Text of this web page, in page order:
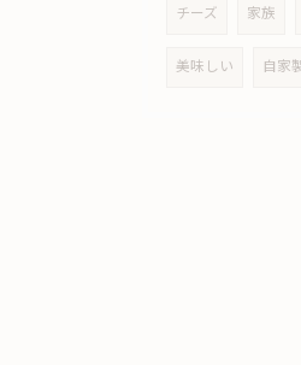
チーズ 家族
美味しい 自家